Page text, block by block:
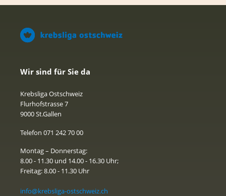
Wir sind für Sie da
Krebsliga Ostschweiz
Flurhofstrasse 7
9000 St.Gallen
Telefon 071 242 70 00
Montag – Donnerstag:
8.00 - 11.30 und 14.00 - 16.30 Uhr;
Freitag: 8.00 - 11.30 Uhr
info@krebsliga-ostschweiz.ch